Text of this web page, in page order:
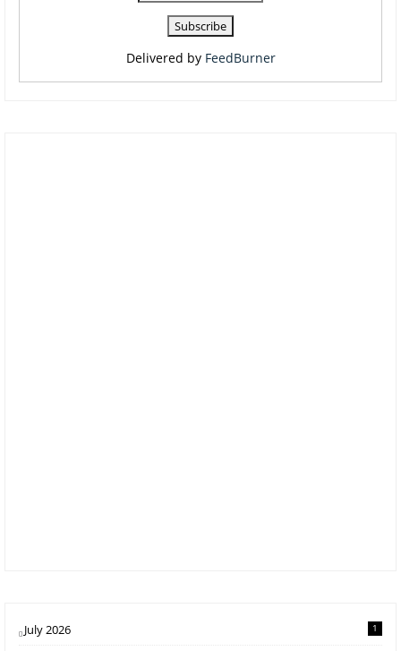
Delivered by FeedBurner
July 2026 1